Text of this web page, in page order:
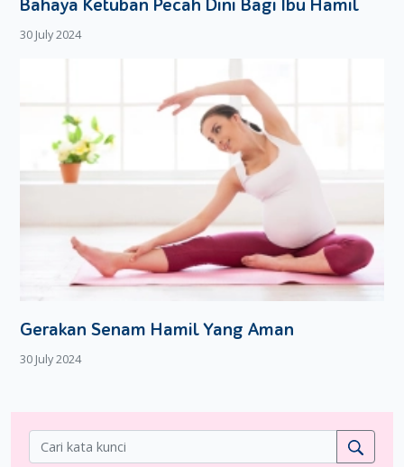
Bahaya Ketuban Pecah Dini Bagi Ibu Hamil
30 July 2024
Gerakan Senam Hamil Yang Aman
30 July 2024